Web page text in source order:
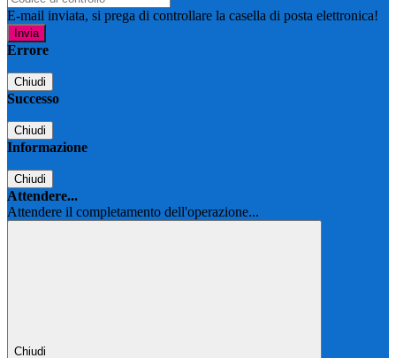
E-mail inviata, si prega di controllare la casella di posta elettronica!
Errore
Chiudi
Successo
Chiudi
Informazione
Chiudi
Attendere...
Attendere il completamento dell'operazione...
Chiudi